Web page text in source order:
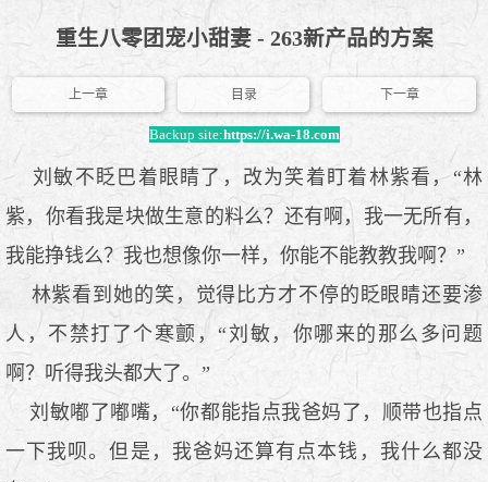
重生八零团宠小甜妻 - 263新产品的方案
上一章 目录 下一章
Backup site:https://i.wa-18.com
刘敏不眨巴着眼睛了，改为笑着盯着林紫看，“林
紫，你看我是块做生意的料么？还有啊，我一无所有，
我能挣钱么？我也想像你一样，你能不能教教我啊？”
林紫看到她的笑，觉得比方才不停的眨眼睛还要渗
人，不禁打了个寒颤，“刘敏，你哪来的那么多问题
啊？听得我头都大了。”
刘敏嘟了嘟嘴，“你都能指点我爸妈了，顺带也指点
一下我呗。但是，我爸妈还算有点本钱，我什么都没